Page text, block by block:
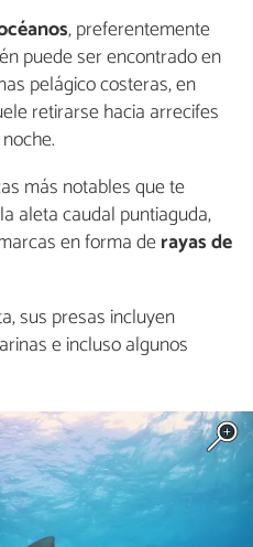
, preferentemente
puede ser encontrado en
pelágico costeras, en
retirarse hacia arrecifes
más notables que te
aleta caudal puntiaguda,
en forma derayas de
sus presas incluyen
e incluso algunos